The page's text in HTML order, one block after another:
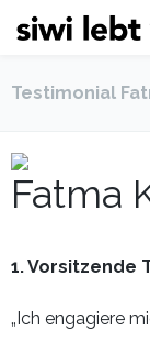
Testimonial
Fatma
1. Vorsitzende
„Ich engagiere